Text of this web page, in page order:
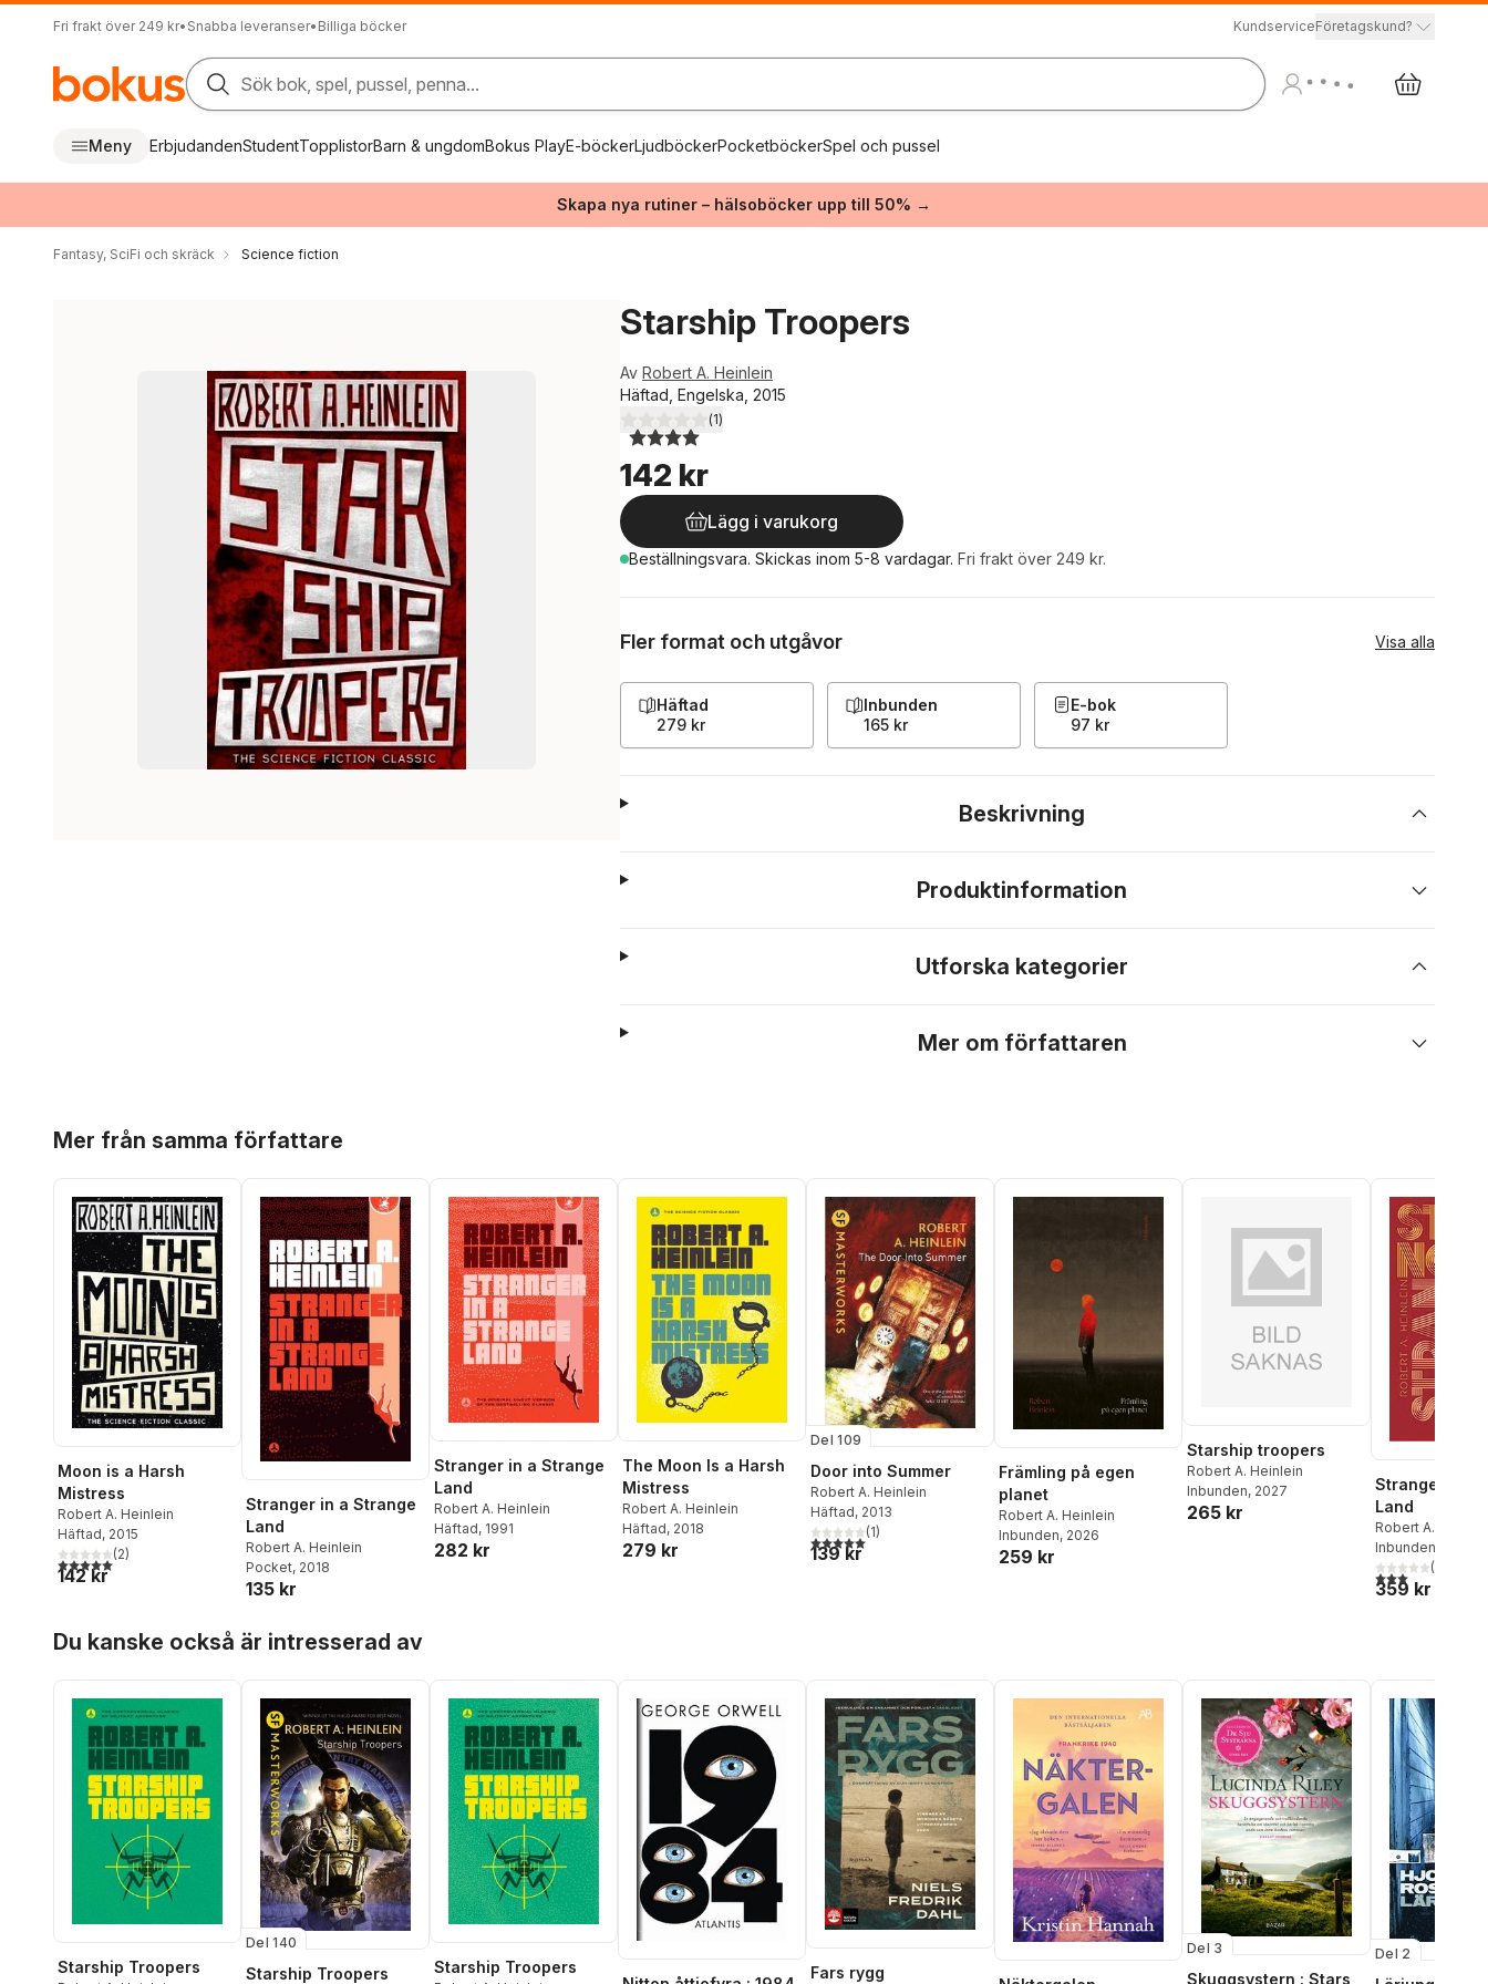
Fri frakt över 249 kr• Snabba leveranser• Billiga böcker KundserviceFöretagskund?
Sök bok, spel, pussel, penna...
Meny ErbjudandenStudentTopplistorBarn & ungdomBokus PlayE-böckerLjudböckerPocketböckerSpel och pussel
Skapa nya rutiner – hälsoböcker upp till 50% →
Fantasy, SciFi och skräck Science fiction
Starship Troopers
Av Robert A. Heinlein
Häftad, Engelska, 2015
4,0utav 5 stjärnor. Totalt antal röster:
(1)
142 kr
Lägg i varukorg
Beställningsvara. Skickas inom 5-8 vardagar. Fri frakt över 249 kr.
Fler format och utgåvor Visa alla
Häftad
279 kr
Inbunden
165 kr
E-bok
97 kr
Beskrivning
Produktinformation
Utforska kategorier
Mer om författaren
Mer från samma författare
Moon is a Harsh
Mistress
Robert A. Heinlein
Häftad, 2015
5,0utav 5 stjärnor. Totalt antal röster:
(2)
142 kr
Stranger in a Strange
Land
Robert A. Heinlein
Pocket, 2018
135 kr
Stranger in a Strange
Land
Robert A. Heinlein
Häftad, 1991
282 kr
The Moon Is a Harsh
Mistress
Robert A. Heinlein
Häftad, 2018
279 kr
Del 109
Door into Summer
Robert A. Heinlein
Häftad, 2013
5,0utav 5 stjärnor. Totalt antal röster:
(1)
139 kr
Främling på egen
planet
Robert A. Heinlein
Inbunden, 2026
259 kr
Starship troopers
Robert A. Heinlein
Inbunden, 2027
265 kr
Stranger in a
Land
Robert A.
Inbunden
3,0utav 5(
359 kr
Du kanske också är intresserad av
Starship Troopers
Del 140
Starship Troopers Starship Troopers Fars rygg
Del 3
Skuggsystern : Stars
Del 2